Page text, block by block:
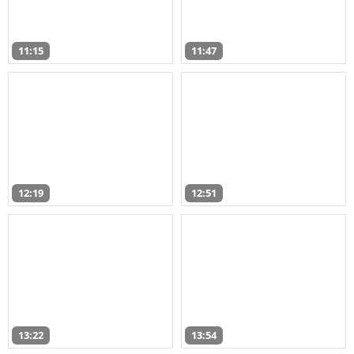
11:15 11:47
12:19 12:51
13:22 13:54